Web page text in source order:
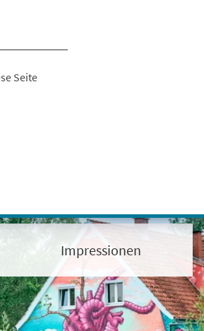
Seite
Impressionen